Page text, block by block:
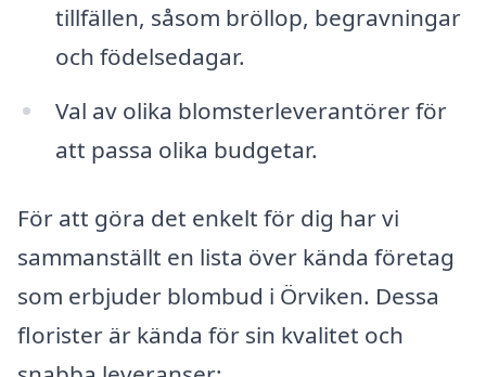
tillfällen, såsom bröllop, begravningar
och födelsedagar.
Val av olika blomsterleverantörer för
att passa olika budgetar.
För att göra det enkelt för dig har vi
sammanställt en lista över kända företag
som erbjuder blombud i Örviken. Dessa
florister är kända för sin kvalitet och